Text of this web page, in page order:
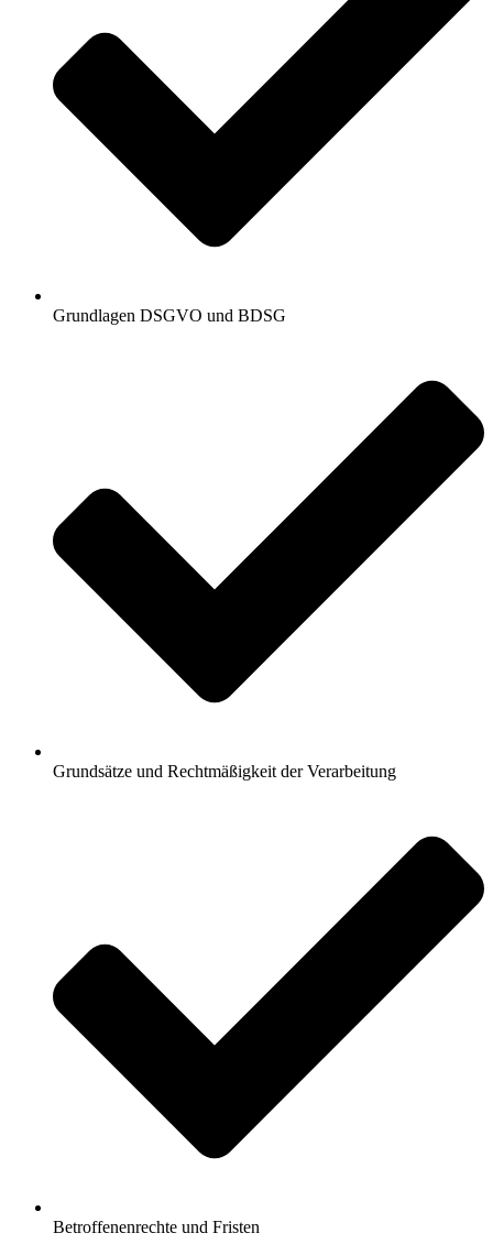
Grundlagen DSGVO und BDSG
Grundsätze und Rechtmäßigkeit der Verarbeitung
Betroffenenrechte und Fristen